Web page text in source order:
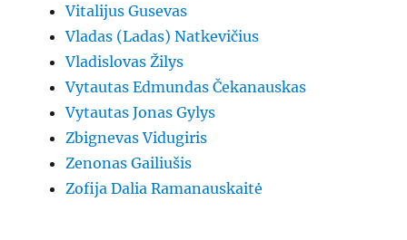
Vitalijus Gusevas
Vladas (Ladas) Natkevičius
Vladislovas Žilys
Vytautas Edmundas Čekanauskas
Vytautas Jonas Gylys
Zbignevas Vidugiris
Zenonas Gailiušis
Zofija Dalia Ramanauskaitė